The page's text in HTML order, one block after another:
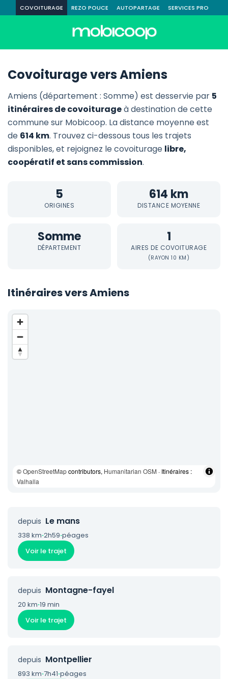
COVOITURAGE REZO POUCE AUTOPARTAGE SERVICES PRO
Covoiturage vers Amiens
Amiens (département : Somme) est desservie par 5
itinéraires de covoiturageà destination de cette
commune sur Mobicoop. La distance moyenne est
de 614 km. Trouvez ci-dessous tous les trajets
disponibles, et rejoignez le covoiturage libre,
coopératif et sans commission.
5
ORIGINES
614 km
DISTANCE MOYENNE
Somme
DÉPARTEMENT
1
AIRES DE COVOITURAGE
(RAYON 10 KM)
Itinéraires vers Amiens
©OpenStreetMapcontributors, Humanitarian OSM · Itinéraires :
Valhalla
depuis Le mans
338 km·2h59·péages
Voir le trajet
depuis Montagne-fayel
20 km·19 min
Voir le trajet
depuis Montpellier
893 km·7h41·péages